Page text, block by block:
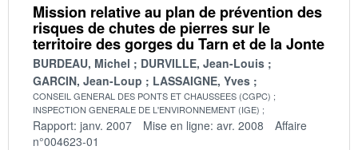
Mission relative au plan de prévention des
risques de chutes de pierres sur le
territoire des gorges du Tarn et de la Jonte
BURDEAU, Michel
DURVILLE, Jean-Louis
GARCIN, Jean-Loup
LASSAIGNE, Yves
CONSEIL GENERAL DES PONTS ET CHAUSSEES (CGPC)
INSPECTION GENERALE DE L'ENVIRONNEMENT (IGE)
Rapport: janv. 2007 Mise en ligne: avr. 2008
Affaire
n°004623-01